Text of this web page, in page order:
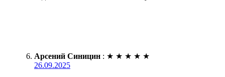
Арсений Синицин : ★ ★ ★ ★ ★
26.09.2025